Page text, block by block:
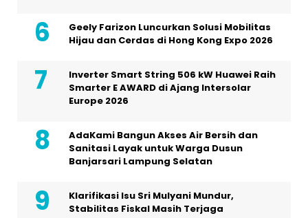
Geely Farizon Luncurkan Solusi Mobilitas
Hijau dan Cerdas di Hong Kong Expo 2026
Inverter Smart String 506 kW Huawei Raih
Smarter E AWARD di Ajang Intersolar
Europe 2026
AdaKami Bangun Akses Air Bersih dan
Sanitasi Layak untuk Warga Dusun
Banjarsari Lampung Selatan
Klarifikasi Isu Sri Mulyani Mundur,
Stabilitas Fiskal Masih Terjaga